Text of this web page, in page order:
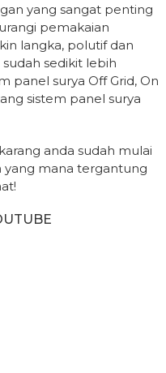
yang sangat penting
pemakaian
langka, polutif dan
sedikit lebih
panel surya Off Grid, On
sistem panel surya
anda sudah mulai
mana tergantung